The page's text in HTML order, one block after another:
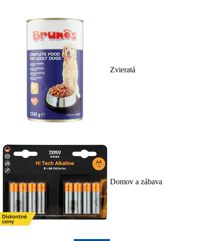
Zvieratá
Domov a zábava